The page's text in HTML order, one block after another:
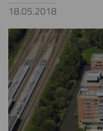
18.05.2018
Image